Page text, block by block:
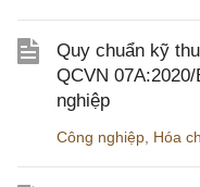
Quy chuẩn kỹ
QCVN
nghiệp
Công nghiệp Hóa